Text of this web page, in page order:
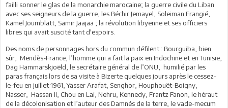
failli sonner le glas de la monarchie marocaine; la guerre civile du Liban
avec ses seigneurs de la guerre, les Béchir Jemayel, Soleiman Frangié,
Kamel Joumblatt, Samir Jaajaa ; la révolution libyenne et ses officiers
libres qui avait suscité tant d'espoirs.
Des noms de personnages hors du commun défilent : Bourguiba, bien
sûr, Mendès-France, l’homme qui a fait la paix en Indochine et en Tunisie,
Dag Hammarskjoëld, le secrétaire général de l’ONU, humilié par les
paras français lors de sa visite à Bizerte quelques jours après le cessez-
le-feu en juillet 1961, Yasser Arafat, Senghor, Houphouët-Boigny,
Nasser, Hassan II, Chou en Lai, Nehru, Kennedy, Frantz Fanon, le héraut
de la décolonisation et l’auteur des Damnés de la terre, le vade-mecum